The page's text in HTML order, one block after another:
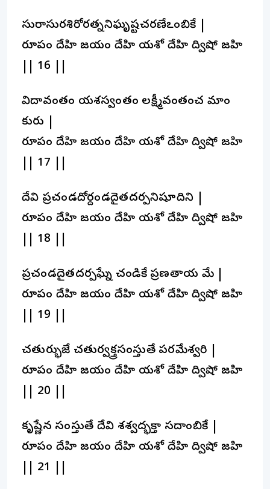
సురాసురశిరోరత్ననిఘృష్టచరణేఽంబికే |
రూపం దేహి జయం దేహి యశో దేహి ద్విషో జహి
|| 16 ||
విద్యావంతం యశస్వంతం లక్ష్మీవంతంచ మాం
కురు |
రూపం దేహి జయం దేహి యశో దేహి ద్విషో జహి
|| 17 ||
దేవి ప్రచండదోర్దండదైత్యదర్పనిషూదిని |
రూపం దేహి జయం దేహి యశో దేహి ద్విషో జహి
|| 18 ||
ప్రచండదైత్యదర్పఘ్నే చండికే ప్రణతాయ మే |
రూపం దేహి జయం దేహి యశో దేహి ద్విషో జహి
|| 19 ||
చతుర్భుజే చతుర్వక్త్రసంస్తుతే పరమేశ్వరి |
రూపం దేహి జయం దేహి యశో దేహి ద్విషో జహి
|| 20 ||
కృష్ణేన సంస్తుతే దేవి శశ్వద్భక్త్యా సదాంబికే |
రూపం దేహి జయం దేహి యశో దేహి ద్విషో జహి
|| 21 ||